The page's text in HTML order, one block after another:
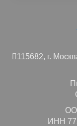
115682, г.
ИНН